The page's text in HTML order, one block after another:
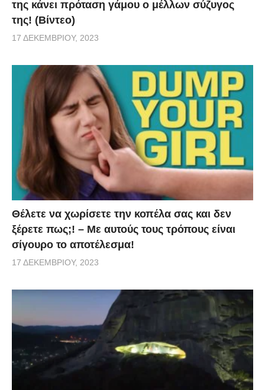
της κάνει πρόταση γάμου ο μέλλων σύζυγος
της! (Βίντεο)
17 ΔΕΚΕΜΒΡΊΟΥ, 2023
Θέλετε να χωρίσετε την κοπέλα σας και δεν
ξέρετε πως;! – Με αυτούς τους τρόπους είναι
σίγουρο το αποτέλεσμα!
17 ΔΕΚΕΜΒΡΊΟΥ, 2023